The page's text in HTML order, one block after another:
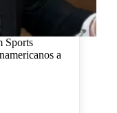
Sports
a